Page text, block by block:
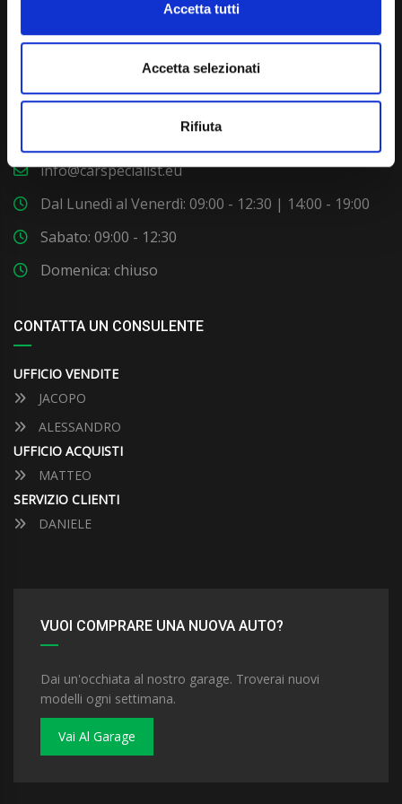
Accetta tutti
Accetta selezionati
Rifiuta
Via Giuditta Pasta 2, Como (CO) 22100
info@carspecialist.eu
Dal Lunedì al Venerdì: 09:00 - 12:30 | 14:00 - 19:00
Sabato: 09:00 - 12:30
Domenica: chiuso
CONTATTA UN CONSULENTE
UFFICIO VENDITE
JACOPO
ALESSANDRO
UFFICIO ACQUISTI
MATTEO
SERVIZIO CLIENTI
DANIELE
VUOI COMPRARE UNA NUOVA AUTO?
Dai un'occhiata al nostro garage. Troverai nuovi
modelli ogni settimana.
Vai Al Garage